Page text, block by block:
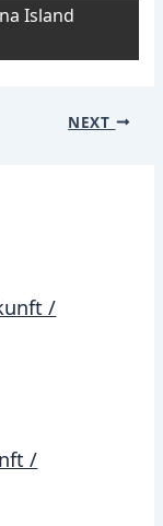
Island
NEXT
/
/